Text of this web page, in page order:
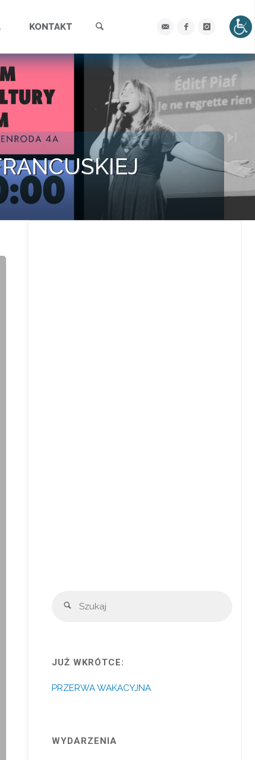
KONTAKT
Szukaj
JUŻ WKRÓTCE:
PRZERWA WAKACYJNA
WYDARZENIA